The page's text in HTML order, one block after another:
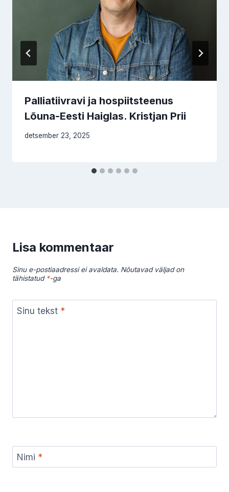
Palliatiivravi ja hospiitsteenus
Lõuna-Eesti Haiglas. Kristjan Prii
detsember 23, 2025
Lisa kommentaar
Sinu e-postiaadressi ei avaldata. Nõutavad väljad on
tähistatud *-ga
Sinu tekst *
Nimi *